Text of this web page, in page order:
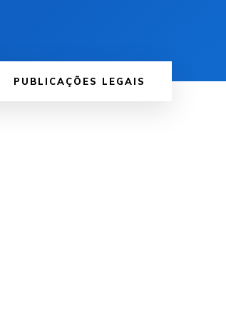
PUBLICAÇÕES LEGAIS